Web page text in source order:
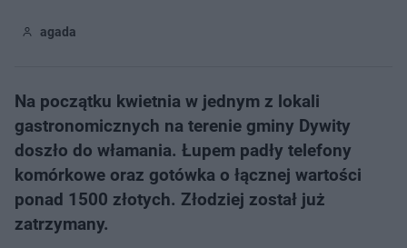
agada
Na początku kwietnia w jednym z lokali
gastronomicznych na terenie gminy Dywity
doszło do włamania. Łupem padły telefony
komórkowe oraz gotówka o łącznej wartości
ponad 1500 złotych. Złodziej został już
zatrzymany.